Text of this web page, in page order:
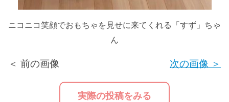
ニコニコ笑顔でおもちゃを見せに来てくれる「すず」ちゃ
ん
＜ 前の画像
実際の投稿をみる
次の画像 ＞